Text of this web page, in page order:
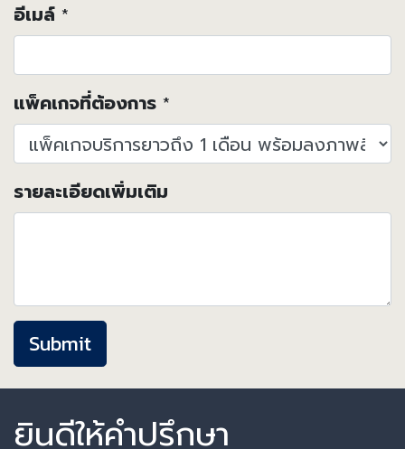
อีเมล์ *
แพ็คเกจที่ต้องการ *
รายละเอียดเพิ่มเติม
Submit
ยินดีให้คำปรึกษา